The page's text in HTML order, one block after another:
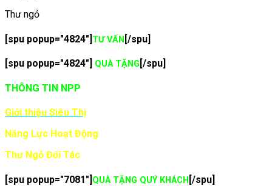
Thư ngỏ
[spu popup="4824"] TƯ VẤN [/spu]
[spu popup="4824"] QUÀ TẶNG [/spu]
THÔNG TIN NPP
Giới thiệu Siêu Thị
Năng Lực Hoạt Động
Thư Ngỏ Đối Tác
[spu popup="7081"] QUÀ TẶNG QUÝ KHÁCH [/spu]